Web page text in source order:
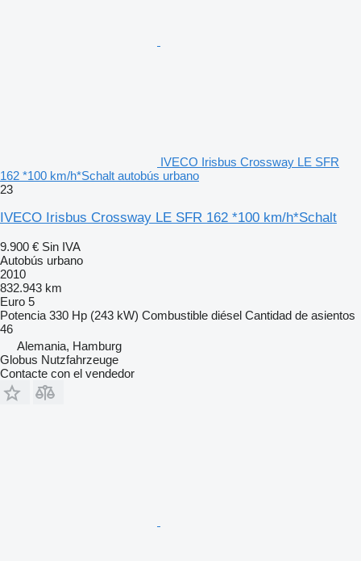
IVECO Irisbus Crossway LE SFR
162 *100 km/h*Schalt autobús urbano
23
IVECO Irisbus Crossway LE SFR 162 *100 km/h*Schalt
9.900 € Sin IVA
Autobús urbano
2010
832.943 km
Euro 5
Potencia 330 Hp (243 kW) Combustible diésel Cantidad de asientos
46
Alemania, Hamburg
Globus Nutzfahrzeuge
Contacte con el vendedor